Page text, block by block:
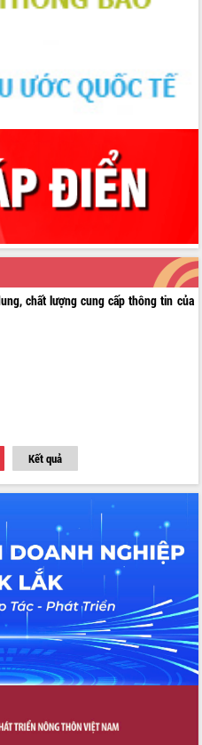
chất lượng cung cấp thông tin của
Kết quả